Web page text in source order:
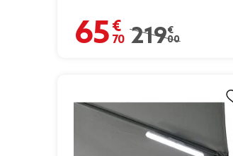
65,70 €
Prix remisé de
219,00 €